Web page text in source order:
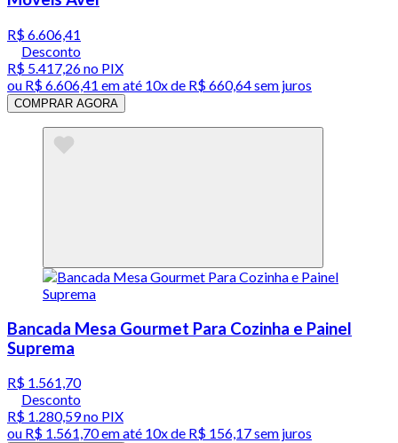
R$ 6.606,41
Desconto
R$ 5.417,26no PIX
ou R$ 6.606,41 em até 10x de R$ 660,64 sem juros
COMPRAR AGORA
Bancada Mesa Gourmet Para Cozinha e Painel
Suprema
R$ 1.561,70
Desconto
R$ 1.280,59no PIX
ou R$ 1.561,70em até 10x de R$ 156,17 sem juros